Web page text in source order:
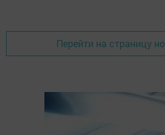
Перейти на страницу